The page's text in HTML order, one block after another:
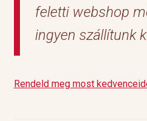
feletti webshop
ingyen szállítunk
Rendeld meg most